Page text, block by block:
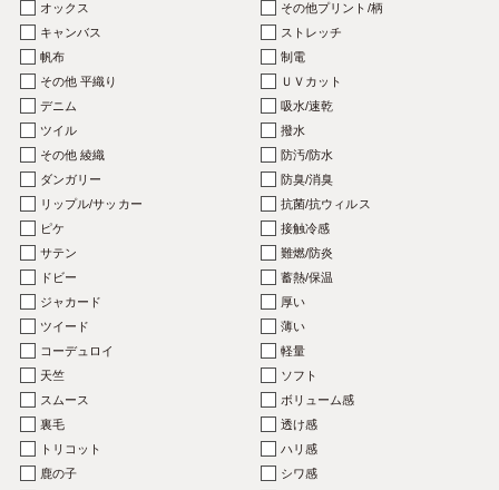
オックス
キャンバス
帆布
その他 平織り
デニム
ツイル
その他 綾織
ダンガリー
リップル/サッカー
ピケ
サテン
ドビー
ジャカード
ツイード
コーデュロイ
天竺
スムース
裏毛
トリコット
鹿の子
その他プリント/柄
ストレッチ
制電
ＵＶカット
吸水/速乾
撥水
防汚/防水
防臭/消臭
抗菌/抗ウィルス
接触冷感
難燃/防炎
蓄熱/保温
厚い
薄い
軽量
ソフト
ボリューム感
透け感
ハリ感
シワ感